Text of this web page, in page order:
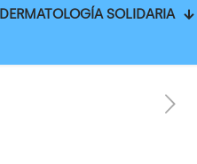
DERMATOLOGÍA SOLIDARIA